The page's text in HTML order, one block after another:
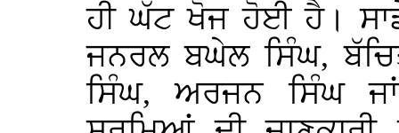
ਹੀ ਘੱਟ ਖੋਜ ਹੋਈ ਹੈ।
ਜਨਰਲ ਬਘੇਲ ਸਿੰਘ,
ਸਿੰਘ, ਅਰਜਨ ਸਿੰਘ